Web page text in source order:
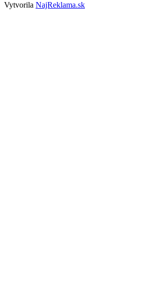
Vytvorila NajReklama.sk